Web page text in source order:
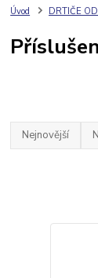
Úvod DRTIČE
Nejnovější